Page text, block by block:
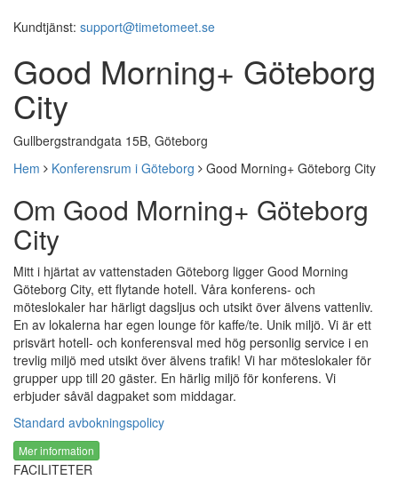
Kundtjänst: support@timetomeet.se
Good Morning+ Göteborg
City
Gullbergstrandgata 15B, Göteborg
Hem
Konferensrum i Göteborg Good Morning+ Göteborg City
Om Good Morning+ Göteborg
City
Mitt i hjärtat av vattenstaden Göteborg ligger Good Morning
Göteborg City, ett flytande hotell. Våra konferens- och
möteslokaler har härligt dagsljus och utsikt över älvens vattenliv.
En av lokalerna har egen lounge för kaffe/te. Unik miljö. Vi är ett
prisvärt hotell- och konferensval med hög personlig service i en
trevlig miljö med utsikt över älvens trafik! Vi har möteslokaler för
grupper upp till 20 gäster. En härlig miljö för konferens. Vi
erbjuder såväl dagpaket som middagar.
Standard avbokningspolicy
Mer information
FACILITETER